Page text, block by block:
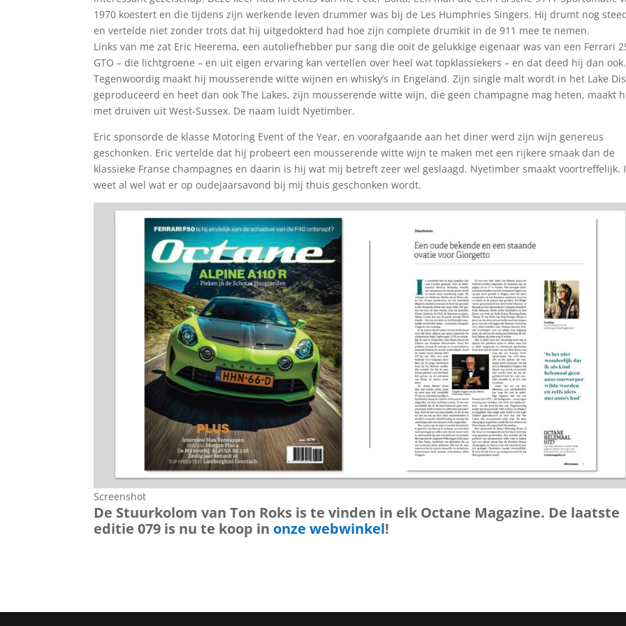
1970 koestert en die tijdens zijn werkende leven drummer was bij de Les Humphries Singers. Hij drumt nog
en vertelde niet zonder trots dat hij uitgedokterd had hoe zijn complete drumkit in de 911 mee te nemen.
Links van me zat Eric Heerema, een autoliefhebber pur sang die ooit de gelukkige eigenaar was van een Ferrari
GTO – die lichtgroene – en uit eigen ervaring kan vertellen over heel wat topklassiekers – en dat deed hij dan ook.
Tegenwoordig maakt hij mousserende witte wijnen en whisky’s in Engeland. Zijn single malt wordt in het Lake
geproduceerd en heet dan ook The Lakes, zijn mousserende witte wijn, die geen champagne mag heten, maakt
met druiven uit West-Sussex. De naam luidt Nyetimber.
Eric sponsorde de klasse Motoring Event of the Year, en voorafgaande aan het diner werd zijn wijn genereus
geschonken. Eric vertelde dat hij probeert een mousserende witte wijn te maken met een rijkere smaak dan de
klassieke Franse champagnes en daarin is hij wat mij betreft zeer wel geslaagd. Nyetimber smaakt voortreffelijk.
weet al wel wat er op oudejaarsavond bij mij thuis geschonken wordt.
Screenshot
De Stuurkolom van Ton Roks is te vinden in elk Octane Magazine. De laatste
editie 079 is nu te koop in onze webwinkel!